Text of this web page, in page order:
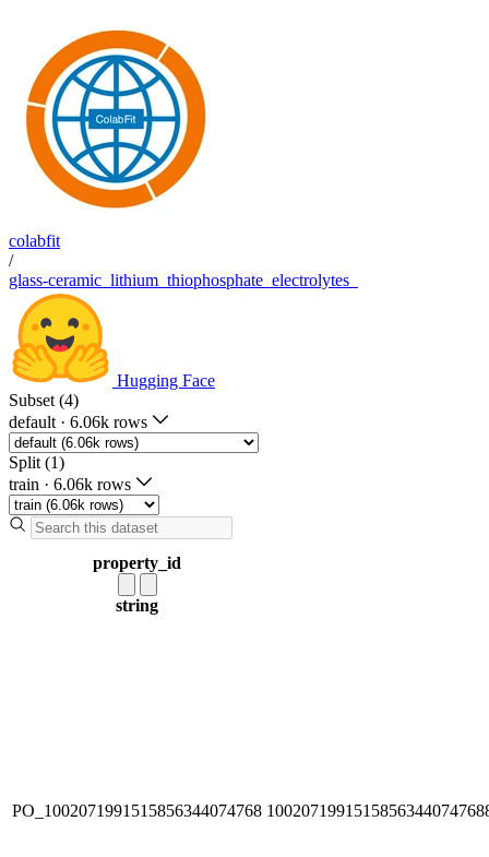
colabfit
/
glass-ceramic_lithium_thiophosphate_electrolytes_
Hugging Face
Subset (4)
default · 6.06k rows
Split (1)
train · 6.06k rows
property_id
string
PO_1002071991515856344074768